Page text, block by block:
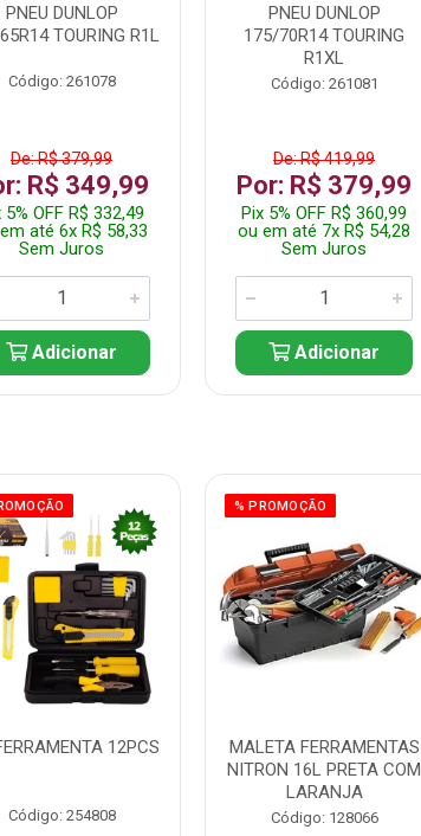
PNEU DUNLOP
TOURING R1L
Código: 261078
De: R$ 379,99
R$ 349,99
5% OFF R$ 332,49
até 6x R$ 58,33
Sem Juros
Adicionar
PNEU DUNLOP
175/70R14 TOURING
R1XL
Código: 261081
De: R$ 419,99
Por: R$ 379,99
Pix 5% OFF R$ 360,99
ou em até 7x R$ 54,28
Sem Juros
Adicionar
12PCS
Código: 254808
% PROMOÇÃO
MALETA FERRAMENTAS
NITRON 16L PRETA COM
LARANJA
Código: 128066